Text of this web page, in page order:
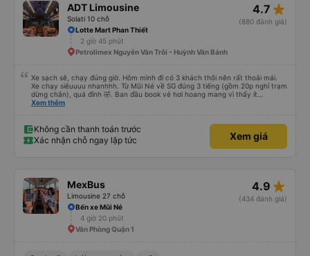
ADT Limousine
Solati 10 chỗ
4.7 star_rate
(880 đánh giá)
Lotte Mart Phan Thiết
2 giờ 45 phút
Petrolimex Nguyễn Văn Trỗi - Huỳnh Văn Bánh
Xe sạch sẽ, chạy đúng giờ. Hôm mình đi có 3 khách thôi nên rất thoải mái.
Xe chạy siêuuuu nhanhhh. Từ Mũi Né về SG đúng 3 tiếng (gồm 20p nghỉ trạm
dừng chân), quá đỉnh 🤣. Ban đầu book vé hơi hoang mang vì thấy ít
feedback, cũng ko thấy nhà xe gọi xác nhận. Bên đây tx chỉ gọi trước 30p
toán thành công nha.
Xem thêm
Không cần thanh toán trước
Xác nhận chỗ ngay lập tức
Xem giá
MexBus
Limousine 27 chỗ
4.9 star_rate
(434 đánh giá)
Bến xe Mũi Né
4 giờ 20 phút
Văn Phòng Quận 1